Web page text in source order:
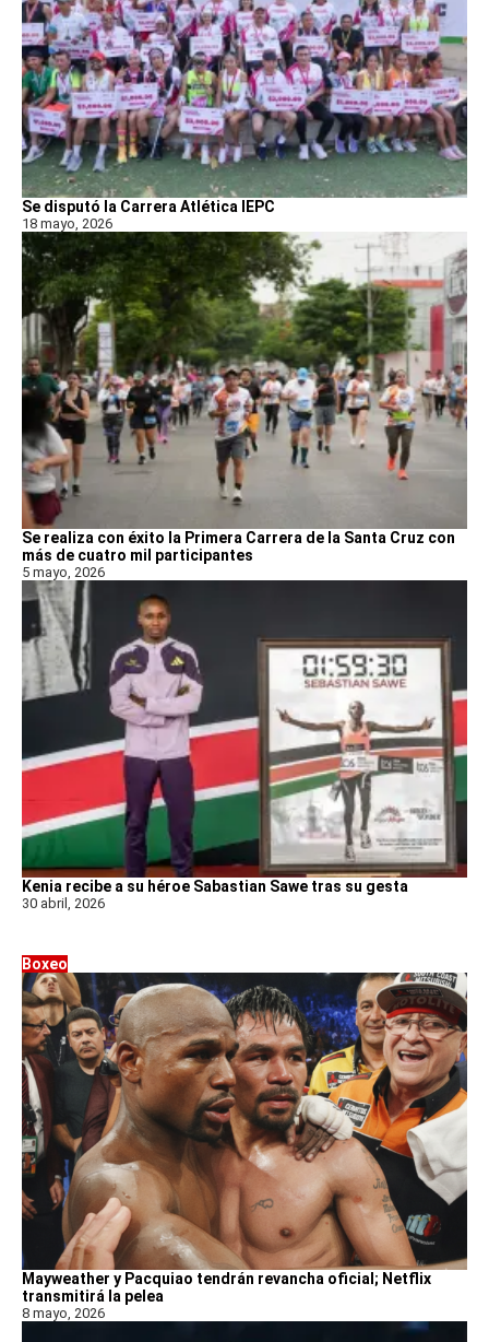
Se disputó la Carrera Atlética IEPC
18 mayo, 2026
Se realiza con éxito la Primera Carrera de la Santa Cruz con
más de cuatro mil participantes
5 mayo, 2026
Kenia recibe a su héroe Sabastian Sawe tras su gesta
30 abril, 2026
Boxeo
Mayweather y Pacquiao tendrán revancha oficial; Netflix
transmitirá la pelea
8 mayo, 2026